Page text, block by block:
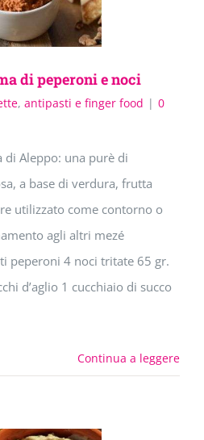
di peperoni e noci
, antipasti e finger food | 0
di Aleppo: una purè di
a base di verdura, frutta
utilizzato come contorno o
agli altri mezé
peperoni 4 noci tritate 65 gr.
d’aglio 1 cucchiaio di succo
Continua a leggere